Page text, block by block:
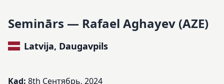
Seminārs — Rafael Aghayev (AZE)
Latvija, Daugavpils
Kad: 8th Сентябрь, 2024